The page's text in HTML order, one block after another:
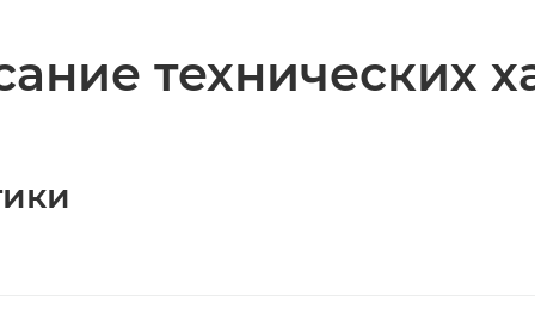
технических